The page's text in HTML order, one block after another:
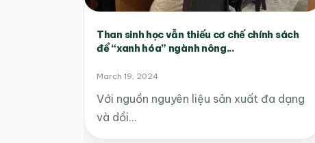
Than sinh học vẫn thiếu cơ chế chính sách
để “xanh hóa” ngành nông...
March 19, 2024
Với nguồn nguyên liệu sản xuất đa dạng
và dồi…